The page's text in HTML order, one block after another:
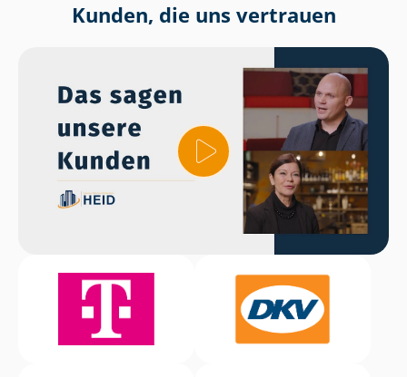
Kunden, die uns vertrauen